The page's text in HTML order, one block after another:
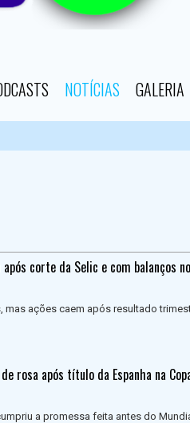
NOTÍCIAS GALERIA
corte da Selic e com balanços
mas ações caem após resultado
rosa após título da Espanha na
a promessa feita antes do